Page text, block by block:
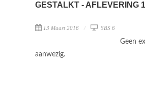
GESTALKT - AFLEVERING
13 Maart 2016 SBS 6
Geen
aanwezig.